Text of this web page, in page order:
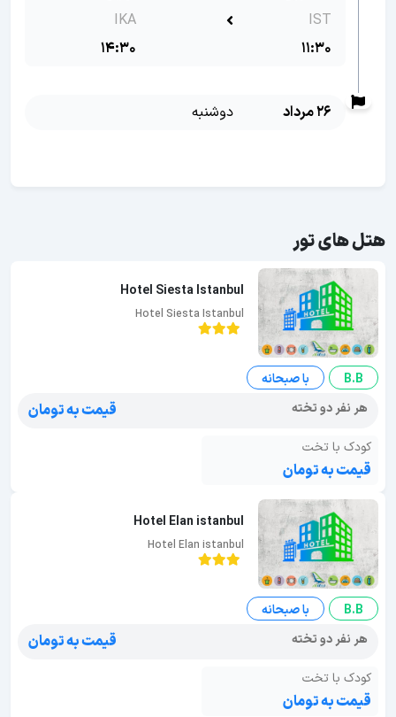
IST
11:30
IKA
14:30
26 مرداد دوشنبه
هتل های تور
Hotel Siesta Istanbul
Hotel Siesta Istanbul
B.B
با صبحانه
هر نفر دو تخته
قیمت به تومان
کودک با تخت
قیمت به تومان
Hotel Elan istanbul
Hotel Elan istanbul
B.B
با صبحانه
هر نفر دو تخته
قیمت به تومان
کودک با تخت
قیمت به تومان